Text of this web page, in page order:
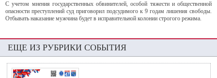
С учетом мнения государственных обвинителей, особой тяжести и общественной
опасности преступлений суд приговорил подсудимого к 9 годам лишения свободы.
Отбывать наказание мужчина будет в исправительной колонии строгого режима.
ЕЩЕ ИЗ РУБРИКИ СОБЫТИЯ